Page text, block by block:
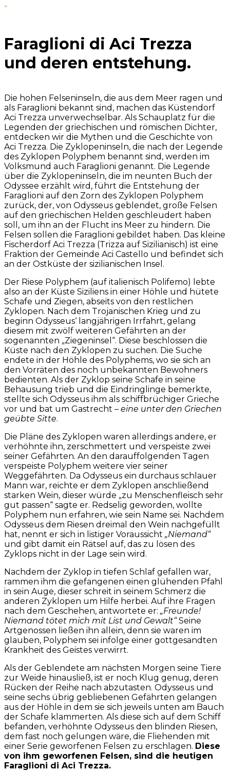
“
Faraglioni di Aci Trezza
und deren entstehung.
Die hohen Felseninseln, die aus dem Meer ragen und
als Faraglioni bekannt sind, machen das Küstendorf
Aci Trezza unverwechselbar. Als Schauplatz für die
Legenden der griechischen und römischen Dichter,
entdecken wir die Mythen und die Geschichte von
Aci Trezza. Die Zyklopeninseln, die nach der Legende
des Zyklopen Polyphem benannt sind, werden im
Volksmund auch Faraglioni genannt. Die Legende
über die Zyklopeninseln, die im neunten Buch der
Odyssee erzählt wird, führt die Entstehung der
Faraglioni auf den Zorn des Zyklopen Polyphem
zurück, der, von Odysseus geblendet, große Felsen
auf den griechischen Helden geschleudert haben
soll, um ihn an der Flucht ins Meer zu hindern. Die
Felsen sollen die Faraglioni gebildet haben. Das kleine
Fischerdorf Aci Trezza (Trizza auf Sizilianisch) ist eine
Fraktion der Gemeinde Aci Castello und befindet sich
an der Ostküste der sizilianischen Insel.
Der Riese Polyphem (auf italienisch Polifemo) lebte
also an der Küste Siziliens in einer Höhle und hütete
Schafe und Ziegen, abseits von den restlichen
Zyklopen. Nach dem Trojanischen Krieg und zu
beginn Odysseus‘ langjährigen Irrfahrt, gelang
diesem mit zwölf weiteren Gefährten an der
sogenannten „Ziegeninsel“. Diese beschlossen die
Küste nach den Zyklopen zu suchen. Die Suche
endete in der Höhle des Polyphems, wo sie sich an
den Vorräten des noch unbekannten Bewohners
bedienten. Als der Zyklop seine Schafe in seine
Behausung trieb und die Eindringlinge bemerkte,
stellte sich Odysseus ihm als schiffbrüchiger Grieche
vor und bat um Gastrecht – eine unter den Griechen
geübte Sitte.
Die Pläne des Zyklopen waren allerdings andere, er
verhöhnte ihn, zerschmettert und verspeiste zwei
seiner Gefährten. An den darauffolgenden Tagen
verspeiste Polyphem weitere vier seiner
Weggefährten. Da Odysseus ein durchaus schlauer
Mann war, reichte er dem Zyklopen anschließend
starken Wein, dieser würde „zu Menschenfleisch sehr
gut passen“ sagte er. Redselig geworden, wollte
Polyphem nun erfahren, wie sein Name sei. Nachdem
Odysseus dem Riesen dreimal den Wein nachgefüllt
hat, nennt er sich in listiger Voraussicht „Niemand“
und gibt damit ein Rätsel auf, das zu lösen des
Zyklops nicht in der Lage sein wird.
Nachdem der Zyklop in tiefen Schlaf gefallen war,
rammen ihm die gefangenen einen glühenden Pfahl
in sein Auge, dieser schreit in seinem Schmerz die
anderen Zyklopen um Hilfe herbei. Auf ihre Fragen
nach dem Geschehen, antwortete er: „Freunde!
Niemand tötet mich mit List und Gewalt“Seine
Artgenossen ließen ihn allein, denn sie waren im
glauben, Polyphem sei infolge einer gottgesandten
Krankheit des Geistes verwirrt.
Als der Geblendete am nächsten Morgen seine Tiere
zur Weide hinausließ, ist er noch Klug genug, deren
Rücken der Reihe nach abzutasten. Odysseus und
seine sechs übrig gebliebenen Gefährten gelangen
aus der Höhle in dem sie sich jeweils unten am Bauch
der Schafe klammerten. Als diese sich auf dem Schiff
befanden, verhöhnte Odysseus den blinden Riesen,
dem fast noch gelungen wäre, die Fliehenden mit
einer Serie geworfenen Felsen zu erschlagen. Diese
von ihm geworfenen Felsen, sind die heutigen
Faraglioni di Aci Trezza.